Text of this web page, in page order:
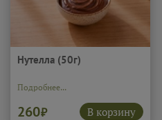
Нутелла (50г)
Подробнее...
260₽ В корзину